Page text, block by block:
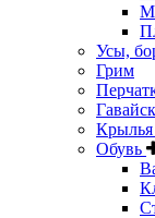
Усы,
Грим
Крылья
Обувь